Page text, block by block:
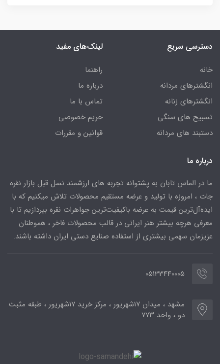
دسترسی سریع
خانه
انگشترهای مردانه
انگشترهای زنانه
تسبیح های سنگی
دستبند های مردانه
لینک‌های مفید
راهنما
درباره ما
تماس با ما
حریم خصوصی
قوانین و مقررات
درباره ما
ما در الماس تابان به پشتوانه تجربه های ارزشمند نسل قبل بازار نقره
جات ، امروزه با تولید و عرضه مستقیم محصولات تلاش میکنیم که با
ایده‌آل‌ترین قیمت به عرضه باکیفیت‌ترین جواهرات نقره بپردازیم تا با
معرفی هرچه بیشتر هنر ایرانی در قالب محصولات فاخر ، هموطنان
عزیزمان سهمی بیشتری از استفاده صنایع دستی ایران داشته باشند.
05133440005
مشهد ، میدان ۱۷شهریور ، مرکز خرید ۱۷شهریور ، طبقه مثبت
دو ، واحد ۷۷۳